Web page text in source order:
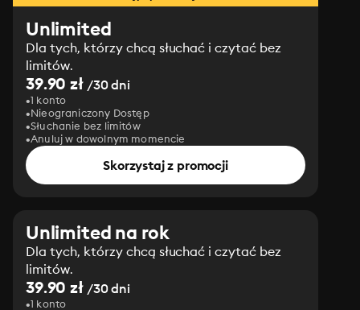
Unlimited
Dla tych, którzy chcą słuchać i czytać bez
limitów.
39.90 zł/30 dni
1 konto
Nieograniczony Dostęp
Słuchanie bez limitów
Anuluj w dowolnym momencie
Skorzystaj z promocji
Unlimited na rok
Dla tych, którzy chcą słuchać i czytać bez
limitów.
39.90 zł/30 dni
1 konto